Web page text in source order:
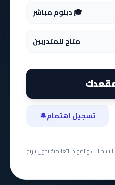
🎓 دبلوم مباشر
متاح للمتدربين
تسجيل اهتمام🔔
والمواد التعليمية بدون تاريخ